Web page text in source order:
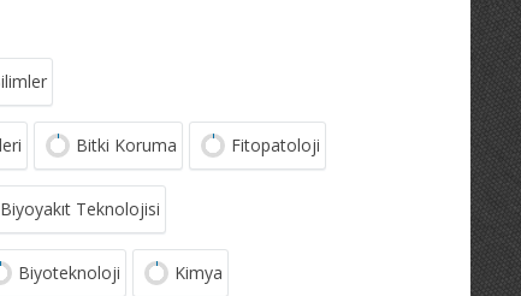
Bitki Koruma Fitopatoloji
Biyoyakıt Teknolojisi
Biyoteknoloji Kimya